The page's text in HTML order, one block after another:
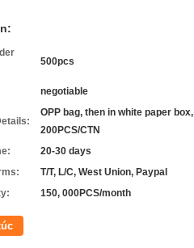
500pcs
negotiable
OPP bag, then in white paper box,
200PCS/CTN
20-30 days
T/T, L/C, West Union, Paypal
150, 000PCS/month